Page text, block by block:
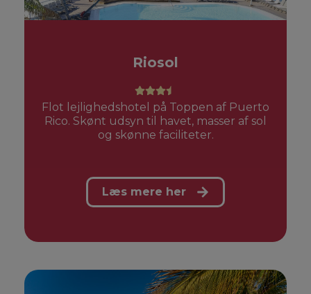
Riosol
Flot lejlighedshotel på Toppen af Puerto
Rico. Skønt udsyn til havet, masser af sol
og skønne faciliteter.
Læs mere her